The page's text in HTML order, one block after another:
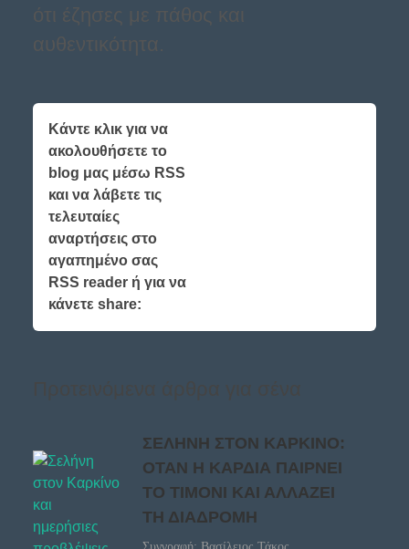
ότι έζησες με πάθος και
αυθεντικότητα.
Κάντε κλικ για να
ακολουθήσετε το
blog μας μέσω RSS
και να λάβετε τις
τελευταίες
αναρτήσεις στο
αγαπημένο σας
RSS reader ή για να
κάνετε share:
ΣΕΛΗΝΗ ΣΤΟΝ ΚΑΡΚΙΝΟ:
ΟΤΑΝ Η ΚΑΡΔΙΑ ΠΑΙΡΝΕΙ
ΤΟ ΤΙΜΟΝΙ ΚΑΙ ΑΛΛΑΖΕΙ
ΤΗ ΔΙΑΔΡΟΜΗ